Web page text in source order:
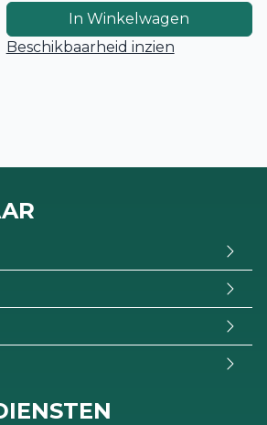
In Winkelwagen
Beschikbaarheid inzien